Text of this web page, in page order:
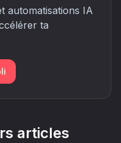
automatisations IA
ta
articles